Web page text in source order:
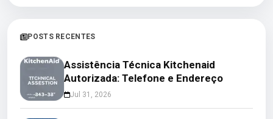
POSTS RECENTES
Assistência Técnica Kitchenaid
Autorizada: Telefone e Endereço
Jul 31, 2026